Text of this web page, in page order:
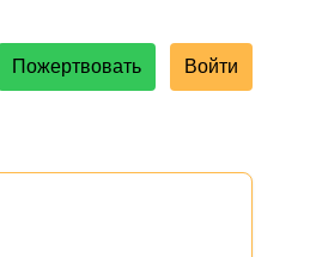
Пожертвовать Войти